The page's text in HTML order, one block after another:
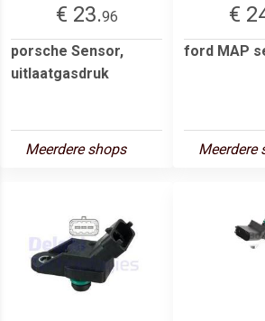
€ 23.96
porsche Sensor,
uitlaatgasdruk
Meerdere shops
€
ford MAP
Meerdere